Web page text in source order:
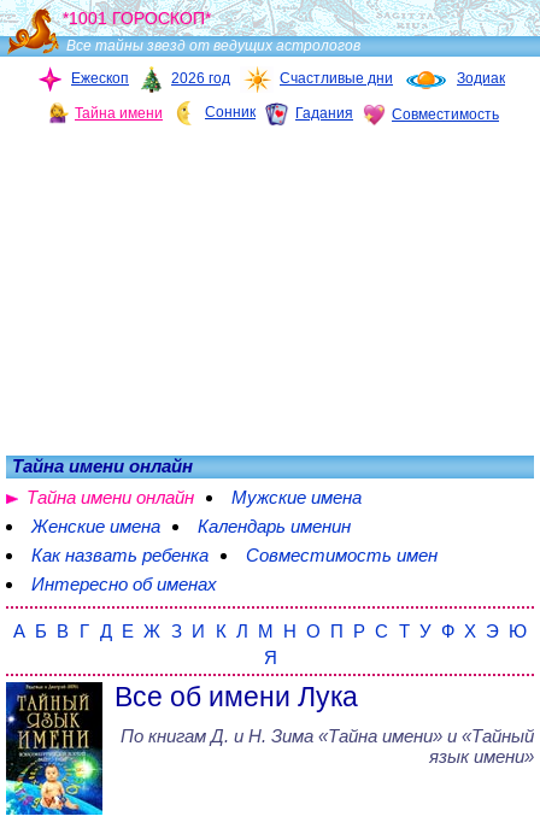
*1001 ГОРОСКОП*
Все тайны звезд от ведущих астрологов
Ежескоп
2026 год Счастливые дни Зодиак
Тайна имени Сонник Гадания Совместимость
Тайна имени онлайн
Тайна имени онлайн
Мужские имена
Женские имена
Календарь именин
Как назвать ребенка
Совместимость имен
Интересно об именах
А Б В Г Д Е Ж З И К Л М Н О П Р С Т У Ф Х Э Ю
Я
Все об имени Лука
По книгам Д. и Н. Зима «Тайна имени» и «Тайный
язык имени»